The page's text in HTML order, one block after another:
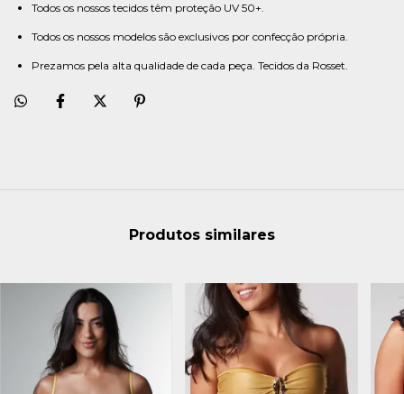
Todos os nossos tecidos têm proteção UV 50+.
Todos os nossos modelos são exclusivos por confecção própria.
Prezamos pela alta qualidade de cada peça. Tecidos da Rosset.
Produtos similares